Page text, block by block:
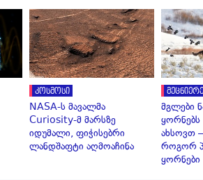
კოსმოსი
NASA-ს მავალმა
Curiosity-მ მარსზე
იდუმალი, ფიჭისებრი
ლანდშაფტი აღმოაჩინა
მგლები
ახსოვთ
როგორ
ყორნები